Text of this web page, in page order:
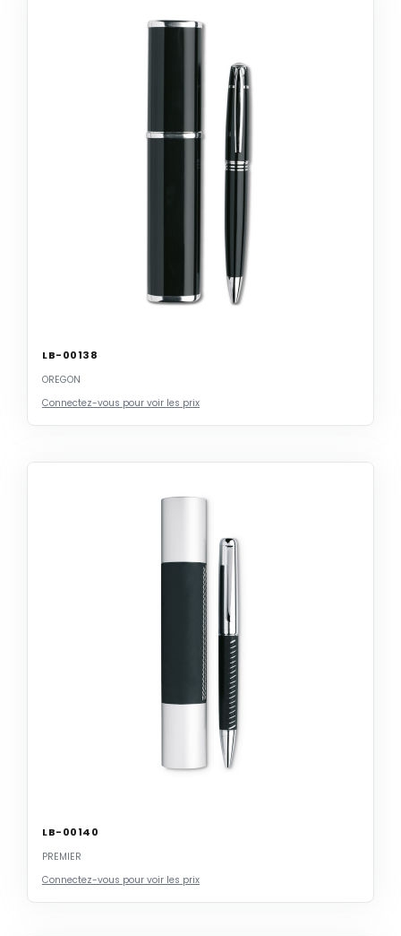
LB-00138
OREGON
Connectez-vous pour voir les prix
LB-00140
PREMIER
Connectez-vous pour voir les prix